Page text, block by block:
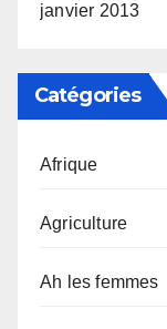
janvier 2013
Catégories
Afrique
Agriculture
Ah les femmes